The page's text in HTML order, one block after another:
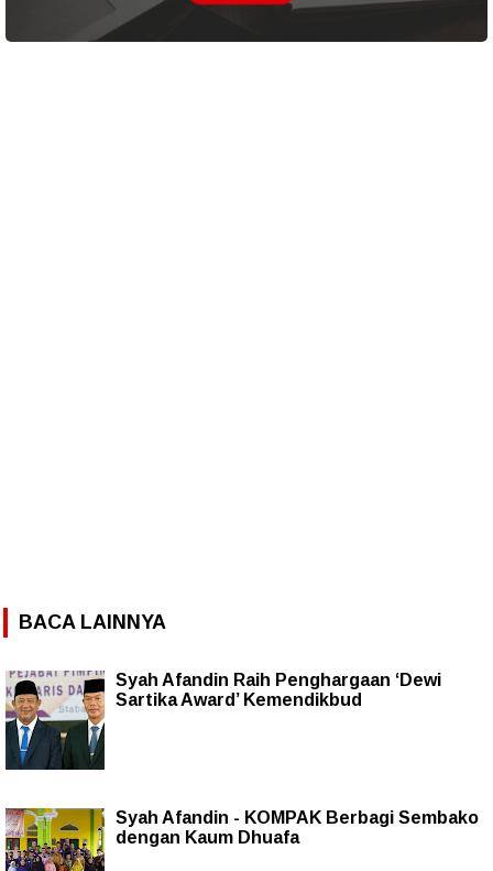
BACA LAINNYA
Syah Afandin Raih Penghargaan ‘Dewi
Sartika Award’ Kemendikbud
Syah Afandin - KOMPAK Berbagi Sembako
dengan Kaum Dhuafa